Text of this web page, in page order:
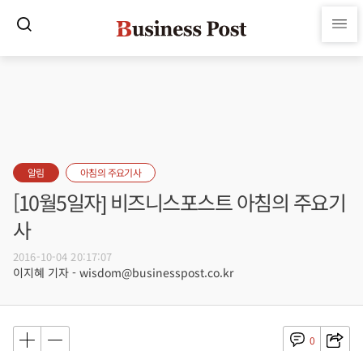
알림 아침의 주요기사
[10월5일자] 비즈니스포스트 아침의 주요기
사
2016-10-04 20:17:07
이지혜 기자 - wisdom@businesspost.co.kr
0